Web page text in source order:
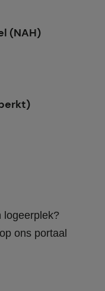
(NAH)
logeerplek?
ons portaal